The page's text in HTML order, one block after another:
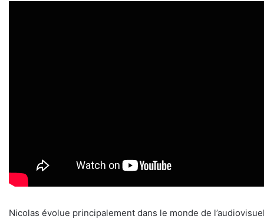
Nicolas évolue principalement dans le monde de